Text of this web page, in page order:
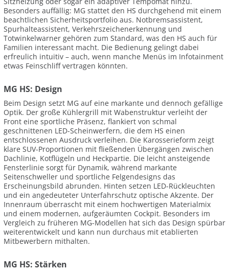
Besonders auffällig: MG stattet den HS durchgehend mit einem
beachtlichen Sicherheitsportfolio aus. Notbremsassistent,
Spurhalteassistent, Verkehrszeichenerkennung und
Totwinkelwarner gehören zum Standard, was den HS auch für
Familien interessant macht. Die Bedienung gelingt dabei
erfreulich intuitiv – auch, wenn manche Menüs im Infotainment
etwas Feinschliff vertragen könnten.
MG HS: Design
Beim Design setzt MG auf eine markante und dennoch gefällige
Optik. Der große Kühlergrill mit Wabenstruktur verleiht der
Front eine sportliche Präsenz, flankiert von schmal
geschnittenen LED-Scheinwerfern, die dem HS einen
entschlossenen Ausdruck verleihen. Die Karosserieform zeigt
klare SUV-Proportionen mit fließenden Übergängen zwischen
Dachlinie, Kotflügeln und Heckpartie. Die leicht ansteigende
Fensterlinie sorgt für Dynamik, während markante
Seitenschweller und sportliche Felgendesigns das
Erscheinungsbild abrunden. Hinten setzen LED-Rückleuchten
und ein angedeuteter Unterfahrschutz optische Akzente. Der
Innenraum überrascht mit einem hochwertigen Materialmix
und einem modernen, aufgeräumten Cockpit. Besonders im
Vergleich zu früheren MG-Modellen hat sich das Design spürbar
weiterentwickelt und kann nun durchaus mit etablierten
Mitbewerbern mithalten.
MG HS: Stärken